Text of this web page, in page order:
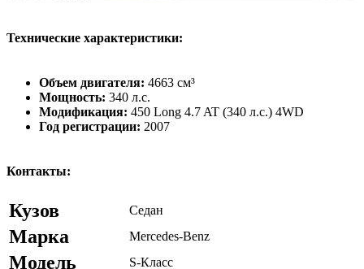
Технические характеристики:
Объем двигателя: 4663 см³
Мощность: 340 л.с.
Модификация: 450 Long 4.7 AT (340 л.с.) 4WD
Год регистрации: 2007
Контакты:
Кузов Седан
Марка Mercedes-Benz
Модель S-Класс